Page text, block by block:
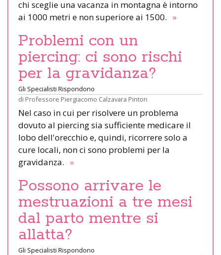
chi sceglie una vacanza in montagna è intorno
ai 1000 metri e non superiore ai 1500. »
Problemi con un
piercing: ci sono rischi
per la gravidanza?
Gli Specialisti Rispondono
di Professore Piergiacomo Calzavara Pinton
Nel caso in cui per risolvere un problema
dovuto al piercing sia sufficiente medicare il
lobo dell'orecchio e, quindi, ricorrere solo a
cure locali, non ci sono problemi per la
gravidanza. »
Possono arrivare le
mestruazioni a tre mesi
dal parto mentre si
allatta?
Gli Specialisti Rispondono